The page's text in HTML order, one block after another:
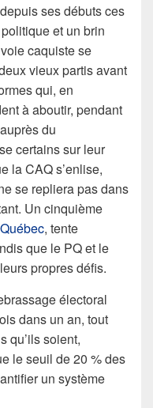
ses débuts ces
et un brin
caquiste se
vieux partis avant
qui, en
à aboutir, pendant
du
certains sur leur
la CAQ s’enlise,
se repliera pas dans
Un cinquième
, tente
que le PQ et le
propres défis.
électoral
dans un an, tout
qu’ils soient,
le seuil de 20 % des
un système